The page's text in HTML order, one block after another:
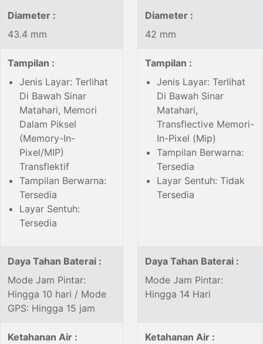
Diameter :
43.4 mm
Diameter :
42 mm
Tampilan :
Jenis Layar: Terlihat
Di Bawah Sinar
Matahari, Memori
Dalam Piksel
(Memory-In-
Pixel/MIP)
Transflektif
Tampilan Berwarna:
Tersedia
Layar Sentuh:
Tersedia
Tampilan :
Jenis Layar: Terlihat
Di Bawah Sinar
Matahari,
Transflective Memori-
In-Pixel (Mip)
Tampilan Berwarna:
Tersedia
Layar Sentuh: Tidak
Tersedia
Daya Tahan Baterai :
Mode Jam Pintar:
Hingga 10 hari / Mode
GPS: Hingga 15 jam
Daya Tahan Baterai :
Mode Jam Pintar:
Hingga 14 Hari
Ketahanan Air :
Ketahanan Air :